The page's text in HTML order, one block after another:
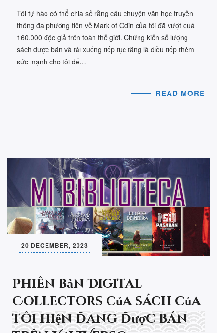
Tôi tự hào có thể chia sẻ rằng câu chuyện văn học truyền
thông đa phương tiện về Mark of Odin của tôi đã vượt quá
160.000 độc giả trên toàn thế giới. Chứng kiến số lượng
sách được bán và tải xuống tiếp tục tăng là điều tiếp thêm
sức mạnh cho tôi để…
READ MORE
20 DECEMBER, 2023
Phiên bản Digital
Collectors của sách của
tôi hiện đang được bán